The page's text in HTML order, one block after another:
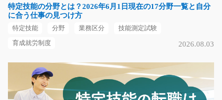
時給1050円
福岡県大川市
新着！年齢不問！社員食堂で賄いの調理/g04_0092
8
特定技能の分野とは？2026年6月1日現在の17分野一覧と自分
に合う仕事の見つけ方
特定技能 分野 業務区分 技能測定試験
育成就労制度 2026.08.03